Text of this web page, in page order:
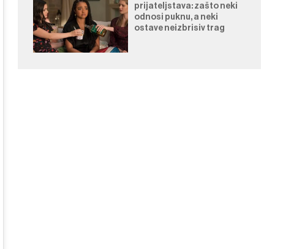
prijateljstava: zašto neki
odnosi puknu, a neki
ostave neizbrisiv trag